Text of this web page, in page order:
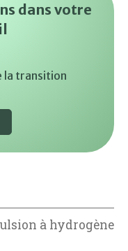
dans votre
la transition
à hydrogène